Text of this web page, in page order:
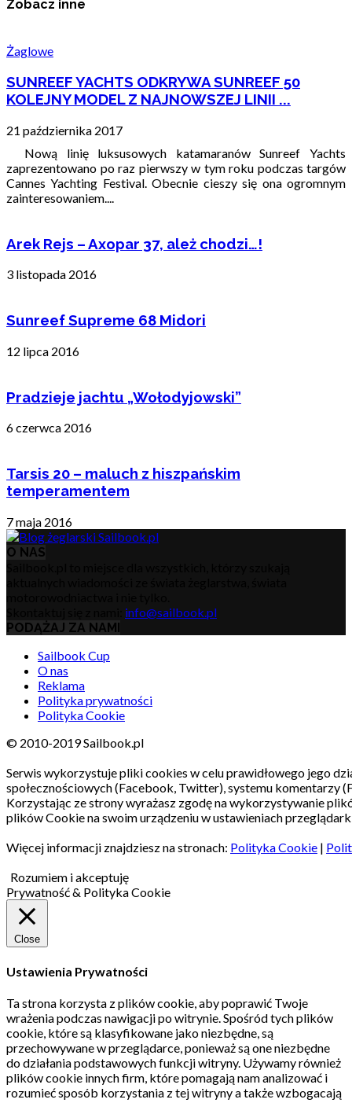
Zobacz inne
Żaglowe
SUNREEF YACHTS ODKRYWA SUNREEF 50
KOLEJNY MODEL Z NAJNOWSZEJ LINII ...
21 października 2017
Nową linię luksusowych katamaranów Sunreef Yachts
zaprezentowano po raz pierwszy w tym roku podczas targów
Cannes Yachting Festival. Obecnie cieszy się ona ogromnym
zainteresowaniem....
Arek Rejs – Axopar 37, ależ chodzi…!
3 listopada 2016
Sunreef Supreme 68 Midori
12 lipca 2016
Pradzieje jachtu „Wołodyjowski”
6 czerwca 2016
Tarsis 20 – maluch z hiszpańskim
temperamentem
7 maja 2016
O NAS
info@sailbook.pl
PODĄŻAJ ZA NAMI
Sailbook Cup
O nas
Reklama
Polityka prywatności
Polityka Cookie
© 2010-2019 Sailbook.pl
Serwis wykorzystuje pliki cookies w celu prawidłowego jego
społecznościowych (Facebook, Twitter), systemu komentarzy
Korzystając ze strony wyrażasz zgodę na wykorzystywanie
plików Cookie na swoim urządzeniu w ustawieniach
Więcej informacji znajdziesz na stronach: Polityka Cookie |
Rozumiem i akceptuję
Prywatność & Polityka Cookie
Close
Ustawienia Prywatności
Ta strona korzysta z plików cookie, aby poprawić Twoje
wrażenia podczas nawigacji po witrynie.Spośród tych plików
cookie, które są klasyfikowane jako niezbędne, są
przechowywane w przeglądarce, ponieważ są one niezbędne
do działania podstawowych funkcji witryny. Używamy również
plików cookie innych firm, które pomagają nam analizować i
rozumieć sposób korzystania z tej witryny a także wzbogacają